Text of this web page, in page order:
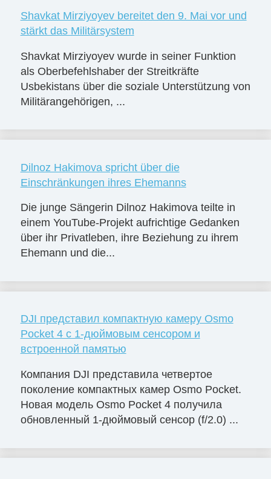
Shavkat Mirziyoyev bereitet den 9. Mai vor und
stärkt das Militärsystem
Shavkat Mirziyoyev wurde in seiner Funktion
als Oberbefehlshaber der Streitkräfte
Usbekistans über die soziale Unterstützung von
Militärangehörigen, ...
Dilnoz Hakimova spricht über die
Einschränkungen ihres Ehemanns
Die junge Sängerin Dilnoz Hakimova teilte in
einem YouTube-Projekt aufrichtige Gedanken
über ihr Privatleben, ihre Beziehung zu ihrem
Ehemann und die...
DJI представил компактную камеру Osmo
Pocket 4 с 1-дюймовым сенсором и
встроенной памятью
Компания DJI представила четвертое
поколение компактных камер Osmo Pocket.
Новая модель Osmo Pocket 4 получила
обновленный 1-дюймовый сенсор (f/2.0) ...